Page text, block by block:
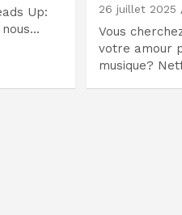
Up:
26 juillet 2025
Vous
votre amour
musique?